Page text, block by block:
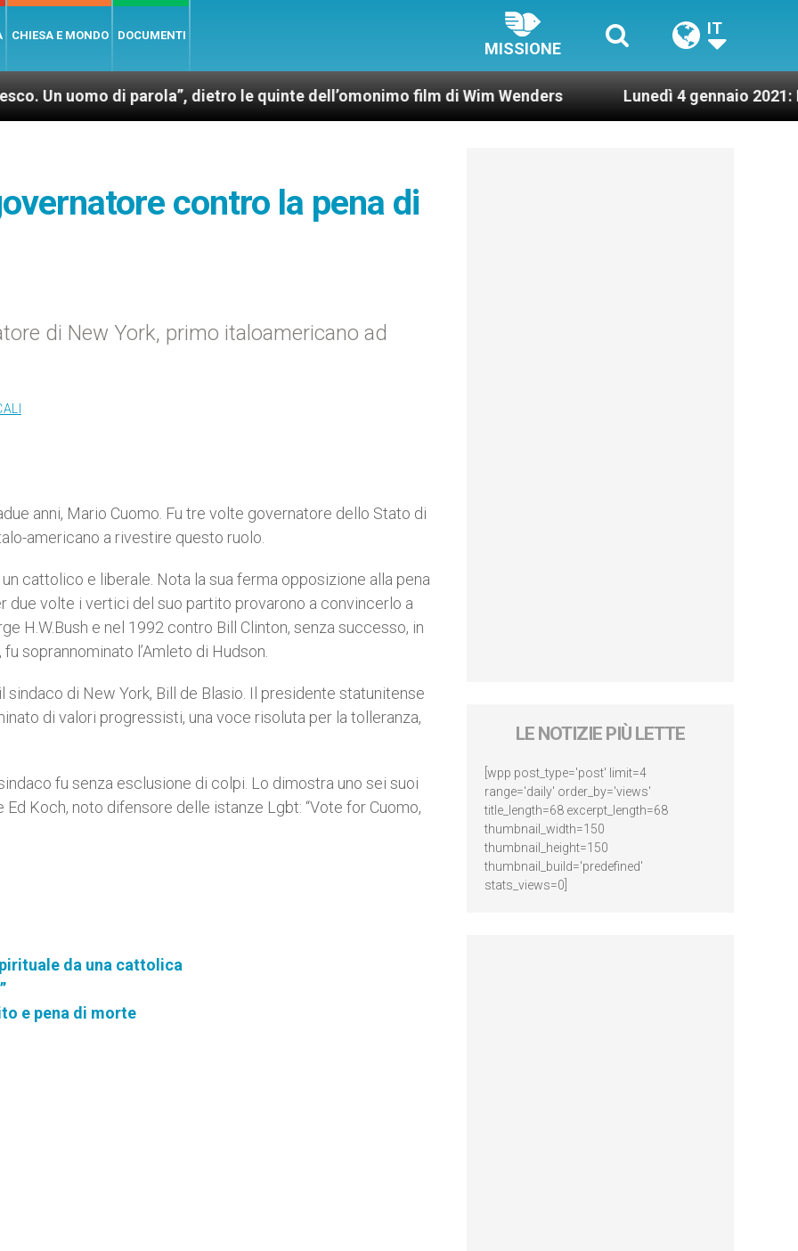
CHIESA E MONDO DOCUMENTI
MISSIONE
IT
di parola”, dietro le quinte dell’omonimo film di Wim Wenders Lunedì 4 gennaio 2021: Possesso
contro la pena di
di New York, primo italoamericano ad
anni, Mario Cuomo. Fu tre volte governatore dello Stato di
americano a rivestire questo ruolo.
cattolico e liberale. Nota la sua ferma opposizione alla pena
due volte i vertici del suo partito provarono a convincerlo a
H.W.Bush e nel 1992 contro Bill Clinton, senza successo, in
soprannominato l’Amleto di Hudson.
sindaco di New York, Bill de Blasio. Il presidente statunitense
di valori progressisti, una voce risoluta per la tolleranza,
fu senza esclusione di colpi. Lo dimostra uno sei suoi
Koch, noto difensore delle istanze Lgbt: “Vote for Cuomo,
da una cattolica
e pena di morte
LE NOTIZIE PIÙ LETTE
[wpp post_type='post' limit=4
range='daily' order_by='views'
title_length=68 excerpt_length=68
thumbnail_width=150
thumbnail_height=150
thumbnail_build='predefined'
stats_views=0]